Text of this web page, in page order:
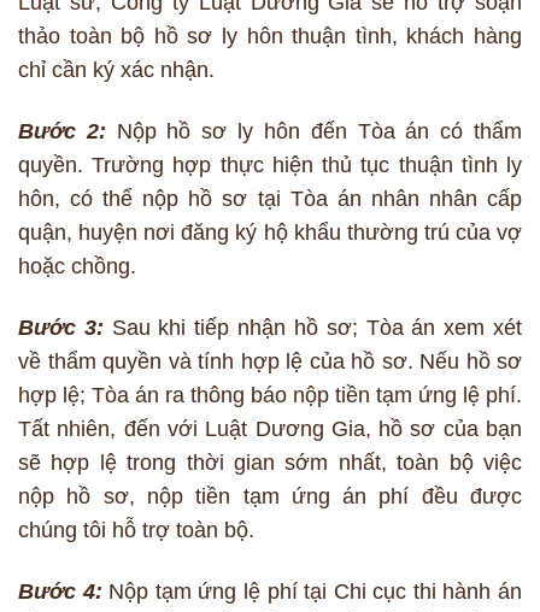
thảo toàn bộ hồ sơ ly hôn thuận tình, khách hàng
chỉ cần ký xác nhận.
Bước 2: Nộp hồ sơ ly hôn đến Tòa án có thẩm
quyền. Trường hợp thực hiện thủ tục thuận tình ly
hôn, có thể nộp hồ sơ tại Tòa án nhân nhân cấp
quận, huyện nơi đăng ký hộ khẩu thường trú của vợ
hoặc chồng.
Bước 3: Sau khi tiếp nhận hồ sơ; Tòa án xem xét
về thẩm quyền và tính hợp lệ của hồ sơ. Nếu hồ sơ
hợp lệ; Tòa án ra thông báo nộp tiền tạm ứng lệ phí.
Tất nhiên, đến với Luật Dương Gia, hồ sơ của bạn
sẽ hợp lệ trong thời gian sớm nhất, toàn bộ việc
nộp hồ sơ, nộp tiền tạm ứng án phí đều được
chúng tôi hỗ trợ toàn bộ.
Bước 4: Nộp tạm ứng lệ phí tại Chi cục thi hành án